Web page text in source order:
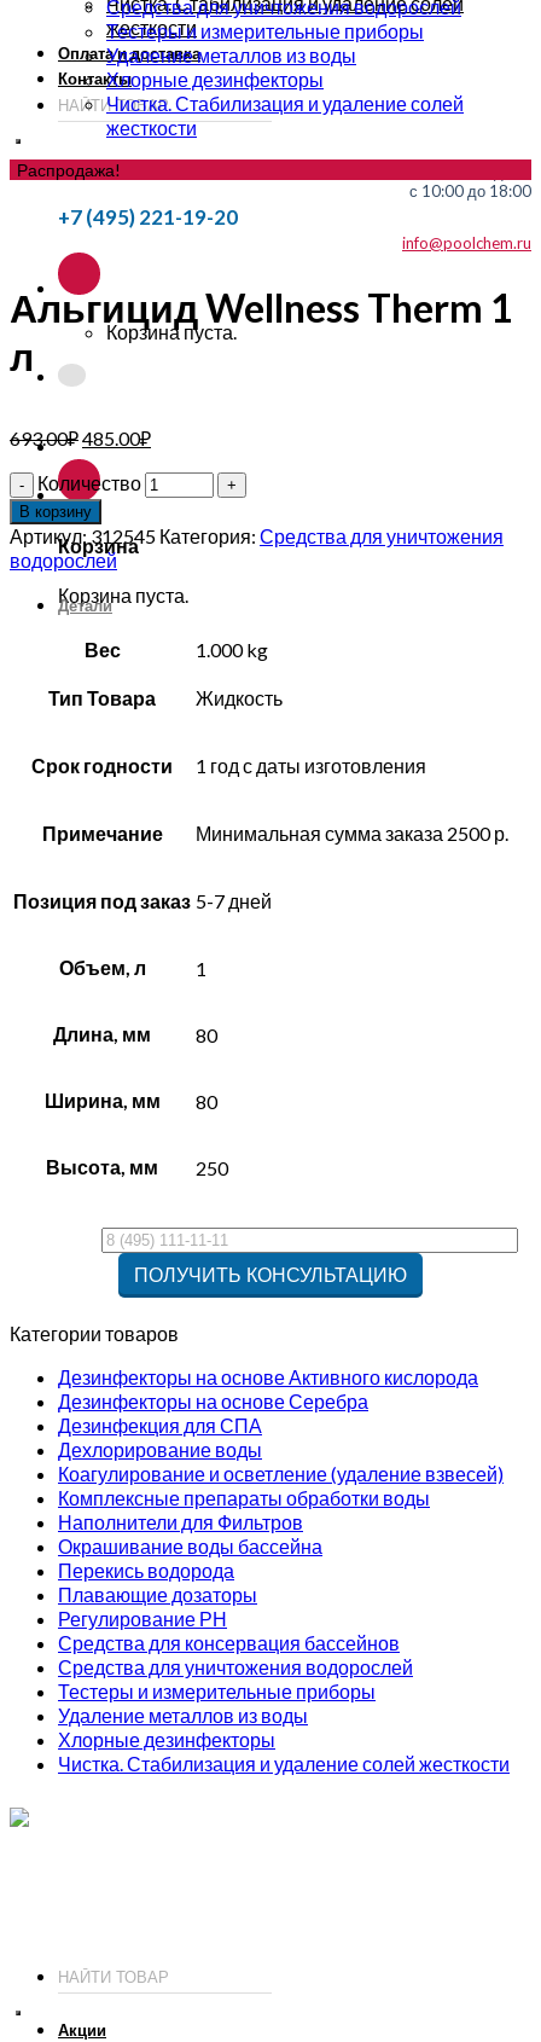
жесткости
Оплата и доставка
Контакты
с 10:00 до 18:00
+7 (495) 221-19-20
info@poolchem.ru
Корзина пуста.
Корзина
Корзина пуста.
Средства для уничтожения водорослей
Тестеры и измерительные приборы
Удаление металлов из воды
Хлорные дезинфекторы
Чистка. Стабилизация и удаление солей
жесткости
Распродажа!
Альгицид Wellness Therm 1
л
693.00₽485.00₽
Количество
В корзину
Артикул: 312545 Категория: Средства для уничтожения
водорослей
Детали
Вес 1.000 kg
Тип Товара Жидкость
Срок годности 1 год с даты изготовления
Примечание Минимальная сумма заказа 2500 р.
Позиция под заказ 5-7 дней
Объем, л 1
Длина, мм 80
Ширина, мм 80
Высота, мм 250
Категории товаров
Дезинфекторы на основе Активного кислорода
Дезинфекторы на основе Серебра
Дезинфекция для СПА
Дехлорирование воды
Коагулирование и осветление (удаление взвесей)
Комплексные препараты обработки воды
Наполнители для Фильтров
Окрашивание воды бассейна
Перекись водорода
Плавающие дозаторы
Регулирование РН
Средства для консервация бассейнов
Средства для уничтожения водорослей
Тестеры и измерительные приборы
Удаление металлов из воды
Хлорные дезинфекторы
Чистка. Стабилизация и удаление солей жесткости
Акции